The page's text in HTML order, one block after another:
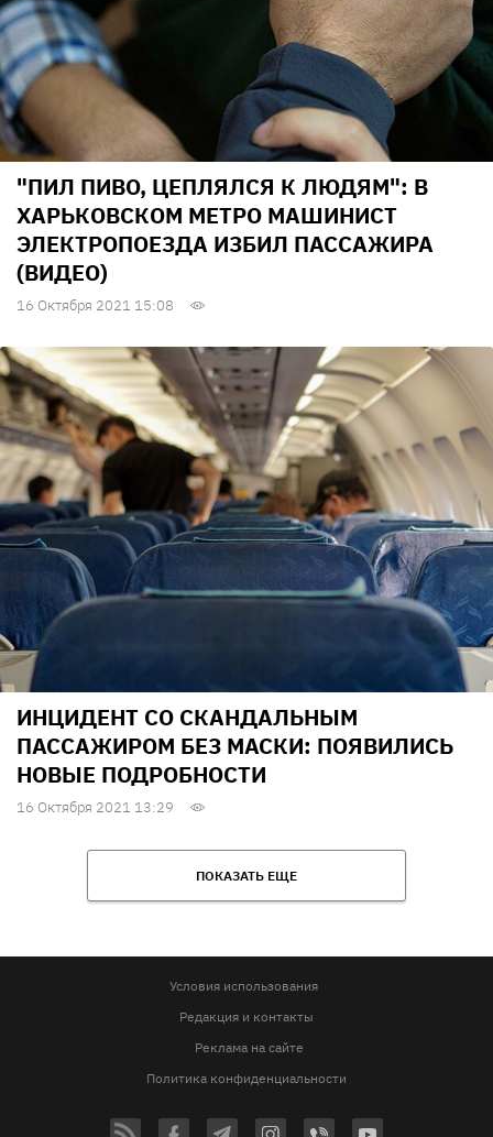
"ПИЛ ПИВО, ЦЕПЛЯЛСЯ К ЛЮДЯМ": В
ХАРЬКОВСКОМ МЕТРО МАШИНИСТ
ЭЛЕКТРОПОЕЗДА ИЗБИЛ ПАССАЖИРА
(ВИДЕО)
16 Октября 2021 15:08
ИНЦИДЕНТ СО СКАНДАЛЬНЫМ
ПАССАЖИРОМ БЕЗ МАСКИ: ПОЯВИЛИСЬ
НОВЫЕ ПОДРОБНОСТИ
16 Октября 2021 13:29
ПОКАЗАТЬ ЕЩЕ
Условия использования
Редакция и контакты
Реклама на сайте
Политика конфиденциальности